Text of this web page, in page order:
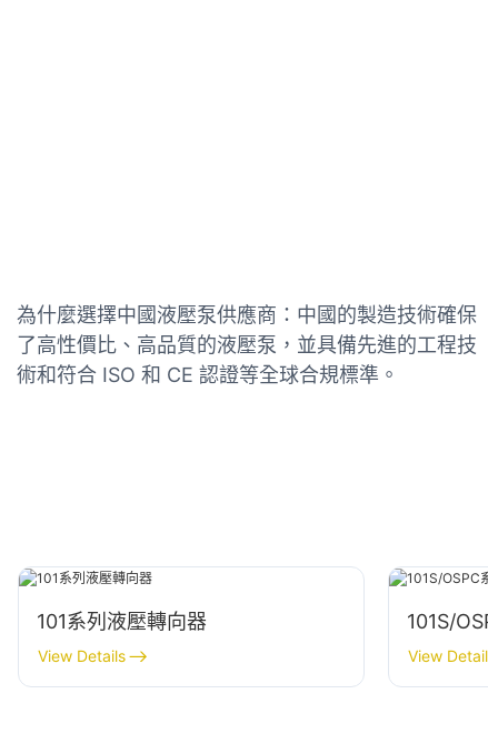
為什麼選擇中國液壓泵供應商：中國的製造技術確保
了高性價比、高品質的液壓泵，並具備先進的工程技
術和符合 ISO 和 CE 認證等全球合規標準。
101系列液壓轉向器
View Details
101S/
View